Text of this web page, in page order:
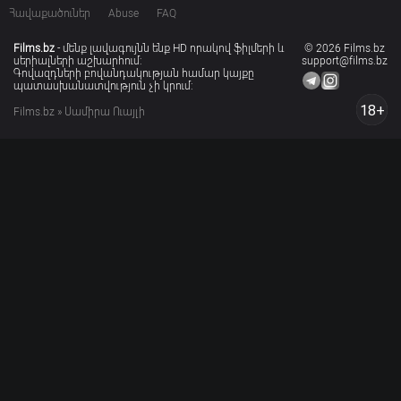
Հավաքածուներ Abuse FAQ
© 2026 Films.bz
support@films.bz
18+
Films.bz - մենք լավագույնն ենք HD որակով ֆիլմերի և
սերիալների աշխարհում:
Գովազդների բովանդակության համար կայքը
պատասխանատվություն չի կրում:
Films.bz » Սամիրա Ուայլի